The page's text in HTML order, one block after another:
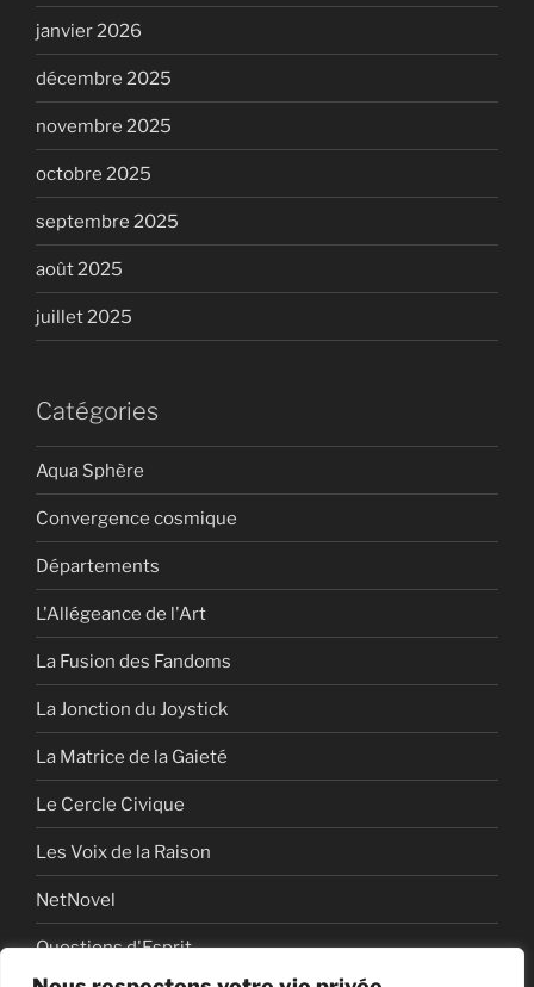
janvier 2026
décembre 2025
novembre 2025
octobre 2025
septembre 2025
août 2025
juillet 2025
Catégories
Aqua Sphère
Convergence cosmique
Départements
L'Allégeance de l'Art
La Fusion des Fandoms
La Jonction du Joystick
La Matrice de la Gaieté
Le Cercle Civique
Les Voix de la Raison
NetNovel
Questions d'Esprit